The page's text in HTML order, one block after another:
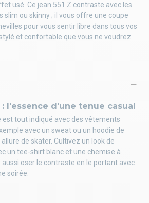
usé. Ce jean 551 Z contraste avec les
slim ou skinny ; il vous offre une coupe
pour vous sentir libre dans tous vos
et confortable que vous ne voudrez
: l'essence d'une tenue casual
est tout indiqué avec des vêtements
avec un sweat ou un hoodie de
de skater. Cultivez un look de
un tee-shirt blanc et une chemise à
oser le contraste en le portant avec
soirée.